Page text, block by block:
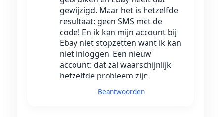
gewijzigd. Maar het is hetzelfde
resultaat: geen SMS met de
code! En ik kan mijn account bij
Ebay niet stopzetten want ik kan
niet inloggen! Een nieuw
account: dat zal waarschijnlijk
hetzelfde probleem zijn.
Beantwoorden